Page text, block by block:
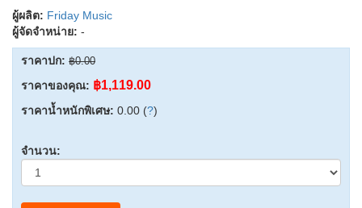
ผู้ผลิต: Friday Music
ผู้จัดจำหน่าย: -
ราคาปก: ฿0.00
ราคาของคุณ: ฿1,119.00
ราคาน้ำหนักพิเศษ: 0.00 (?)
จำนวน: